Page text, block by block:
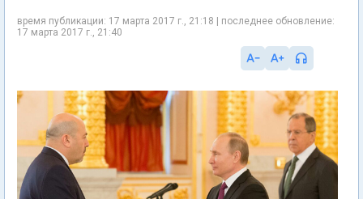
время публикации: 17 марта 2017 г., 21:18 | последнее обновление:
17 марта 2017 г., 21:40